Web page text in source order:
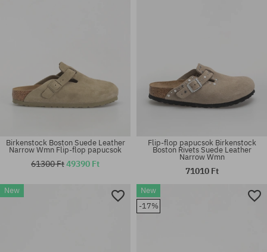
Birkenstock Boston Suede Leather
Narrow Wmn Flip-flop papucsok
61300 Ft49390 Ft
Flip-flop papucsok Birkenstock
Boston Rivets Suede Leather
Narrow Wmn
71010 Ft
New
New
-17%